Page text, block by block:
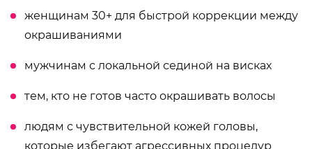
женщинам 30+ для быстрой коррекции между
окрашиваниями
мужчинам с локальной сединой на висках
тем, кто не готов часто окрашивать волосы
людям с чувствительной кожей головы,
которые избегают агрессивных процедур